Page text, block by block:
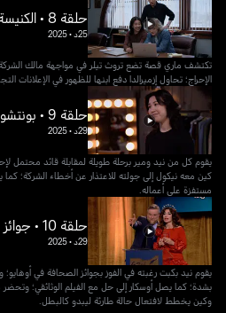
حلقة 8 • الكنيسة والولاية
25د •
2025
تكتشف ماري قصة تضع تروث تيلر في مواجهة مالك
الإحراج؛ تحاول إزميرالدا دفع ابنها للظهور في الإعلانات
حلقة 9 • بونتشو متطابقة
29د •
2025
يقوم كل من نيد ومير برحلة طويلة لمقابلة قائد محتمل
كين معه نيكول إلى جولته للاعتذار عن أخطاء الشركة؛
مستفزة على أعماله.
حلقة 10 • جوائز الصحافة في أوهايو
29د •
2025
يقوم نيد بكبت رغبته في الفوز بجوائز الصحافة في
بشدة؛ كما يصل أوسكار إلى حل مع الفيلم الوثائقي؛
وكين يخطط لافتعال حالة طارئة ليبدو كالبطل.